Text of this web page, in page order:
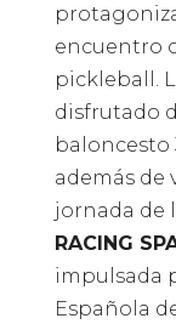
encuentro
pickleball.
disfrutado
baloncesto
además de
jornada de
RACING
impulsada
Española